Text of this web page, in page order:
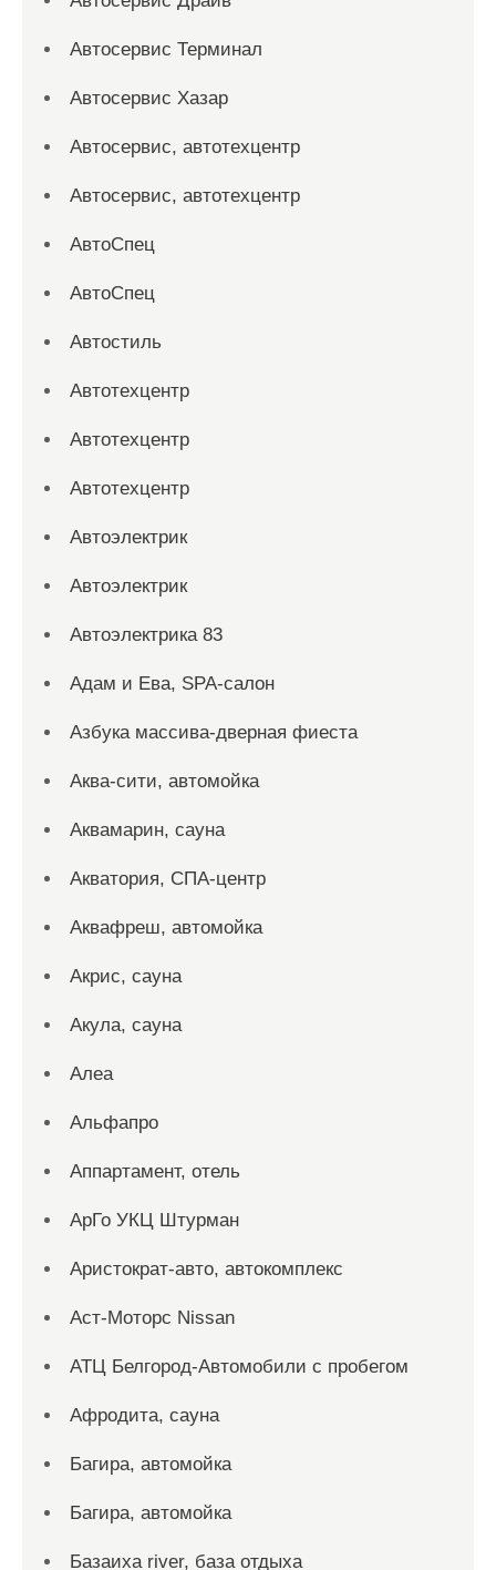
Автосервис Терминал
Автосервис Хазар
Автосервис, автотехцентр
Автосервис, автотехцентр
АвтоСпец
АвтоСпец
Автостиль
Автотехцентр
Автотехцентр
Автотехцентр
Автоэлектрик
Автоэлектрик
Автоэлектрика 83
Адам и Ева, SPA-салон
Азбука массива-дверная фиеста
Аква-сити, автомойка
Аквамарин, сауна
Акватория, СПА-центр
Аквафреш, автомойка
Акрис, сауна
Акула, сауна
Алеа
Альфапро
Аппартамент, отель
АрГо УКЦ Штурман
Аристократ-авто, автокомплекс
Аст-Моторс Nissan
АТЦ Белгород-Автомобили с пробегом
Афродита, сауна
Багира, автомойка
Багира, автомойка
Базаиха river, база отдыха